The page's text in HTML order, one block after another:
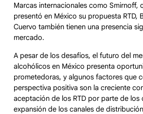
Marcas internacionales como Smirnoff,
presentó en México su propuesta RTD,
Cuervo también tienen una presencia
mercado.
A pesar de los desafíos, el futuro del
alcohólicos en México presenta
prometedoras, y algunos factores que
perspectiva positiva son la creciente
aceptación de los RTD por parte de los
expansión de los canales de